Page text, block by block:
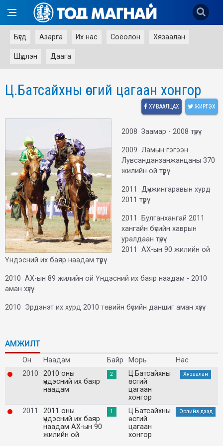
Бүгд Азарга Их нас Соёолон Хязаалан
Шүдлэн Даага
Ц.Батсайхны өсгий цагаан хонгор
ХУВААЛЦАХ ЖИРГЭХ
2008 Заамар - 2008 түрүү
2009 Ламын гэгээн
Лувсанданзанжанцаны 370
жилийн ой түрүү
2011 Дүнжингаравын хурд
2011 түрүү
2011 Булганхангай 2011
хангайн бүсийн хаврын
уралдаан түрүү
2011 АХ-ын 90 жилийн ой
Үндэсний их баяр наадам түрүү
2010 АХ-ын 89 жилийн ой Үндэсний их баяр наадам - 2010
аман хүзүү
2010 Эрдэнэт их хурд 2010 төвийн бүсийн даншиг аман хүзүү
АМЖИЛТ
Он Наадам Байр Морь
Нас
2010
2010 оны
үндэсний их баяр
наадам
2
Ц.Батсайхны
өсгий
цагаан
хонгор
Хязаалан
2011
2011 оны
үндэсний их баяр
наадам АХ-ын 90
жилийн ой
1
Ц.Батсайхны
өсгий
цагаан
хонгор
Эрлийз дээд